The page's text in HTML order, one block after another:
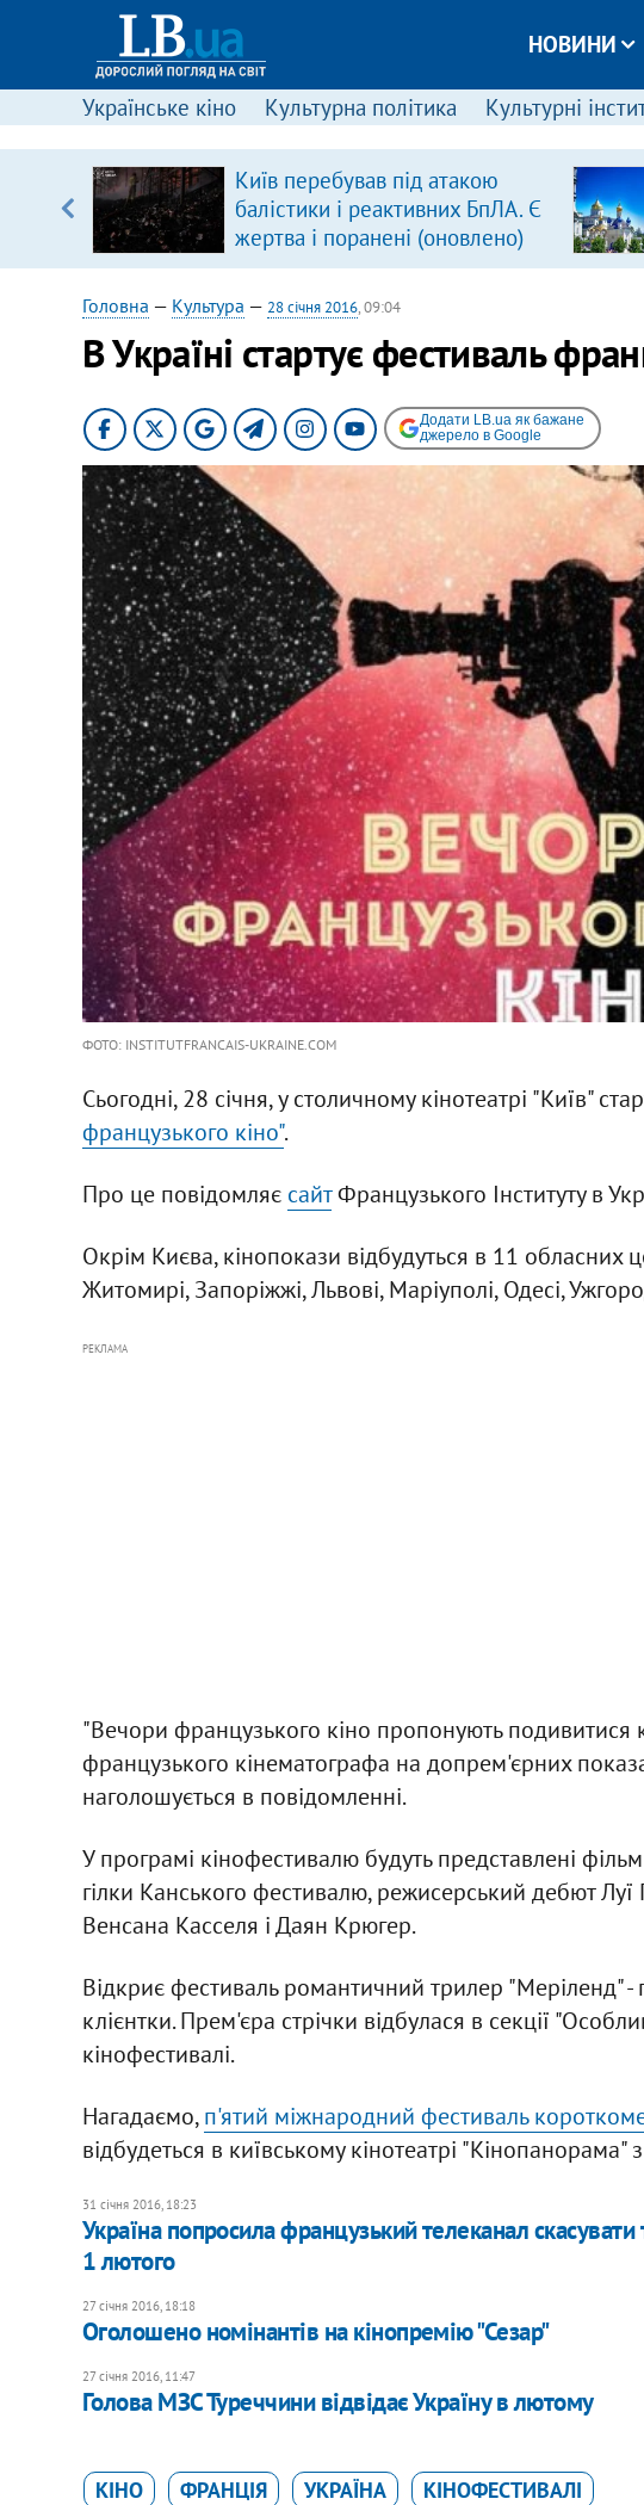
НОВИНИ
Українське кіно Культурна політика Культурні
Київ перебував під атакою
балістики і реактивних БпЛА. Є
жертва і поранені (оновлено)
Головна — Культура — 28 січня 2016, 09:04
В Україні стартує фестиваль
Додати LB.ua як бажане
джерело в Google
ФОТО: INSTITUTFRANCAIS-UKRAINE.COM
Сьогодні, 28 січня, у столичному кінотеатрі "Київ"
французького кіно".
Про це повідомляє сайтФранцузького Інституту в
Окрім Києва, кінопокази відбудуться в 11 обласних
Житомирі, Запоріжжі, Львові, Маріуполі, Одесі,
РЕКЛАМА
"Вечори французького кіно пропонують подивитися
французького кінематографа на допрем'єрних
наголошується в повідомленні.
У програмі кінофестивалю будуть представлені
гілки Канського фестивалю, режисерський дебют Луї
Венсана Касселя і Даян Крюгер.
Відкриє фестиваль романтичний трилер "Меріленд"
клієнтки. Прем'єра стрічки відбулася в секції
кінофестивалі.
Нагадаємо,п'ятий міжнародний фестиваль
відбудеться в київському кінотеатрі "Кінопанорама"
31 січня 2016, 18:23
Україна попросила французький телеканал
1 лютого
27 січня 2016, 18:18
Оголошено номінантів на кінопремію "Сезар"
27 січня 2016, 11:47
Голова МЗС Туреччини відвідає Україну в лютому
КІНО ФРАНЦІЯ УКРАЇНА КІНОФЕСТИВАЛІ